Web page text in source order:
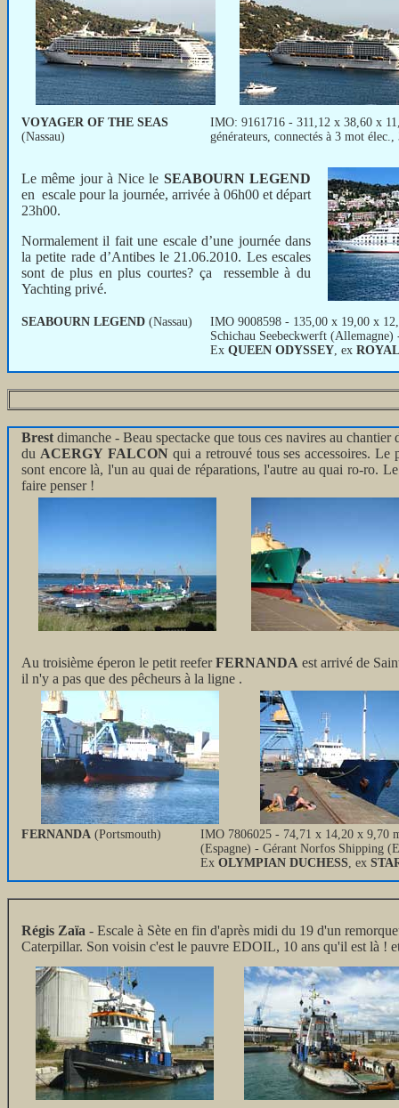
VOYAGER OF THE SEAS
(Nassau)
IMO: 9161716 - 311,12 x 38,60 x
générateurs, connectés à 3 mot
Le même jour à Nice le SEABOURN LEGEND
en escale pour la journée, arrivée à 06h00 et départ
23h00.
Normalement il fait une escale d’une journée dans
la petite rade d’Antibes le 21.06.2010. Les escales
sont de plus en plus courtes? ça ressemble à du
Yachting privé.
SEABOURN LEGEND (Nassau)
IMO 9008598 - 135,00 x 19,00 x
Schichau Seebeckwerft
Ex QUEEN ODYSSEY, ex
Brest dimanche - Beau spectacke que tous ces navires au
du ACERGY FALCONqui a retrouvé tous ses accessoires. Le
sont encore là, l'un au quai de réparations, l'autre au quai ro-ro.
faire penser !
Au troisième éperon le petit reeferFERNANDA est arrivé de
il n'y a pas que des pêcheurs à la ligne .
FERNANDA (Portsmouth)
IMO 7806025 - 74,71 x 14,20 x 9,70
(Espagne) - Gérant Norfos Shipping
Ex OLYMPIAN DUCHESS, ex
Régis Zaïa - Escale à Sète en fin d'après midi du 19 d'un
Caterpillar. Son voisin c'est le pauvre EDOIL, 10 ans qu'il est là !